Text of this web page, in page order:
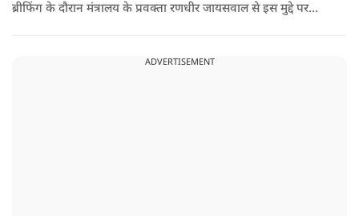
ब्रीफिंग के दौरान मंत्रालय के प्रवक्ता रणधीर जायसवाल से इस मुद्दे पर
ADVERTISEMENT